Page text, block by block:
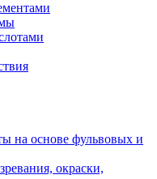
на основе фульвовых и
окраски,